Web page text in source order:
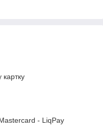
- LiqPay